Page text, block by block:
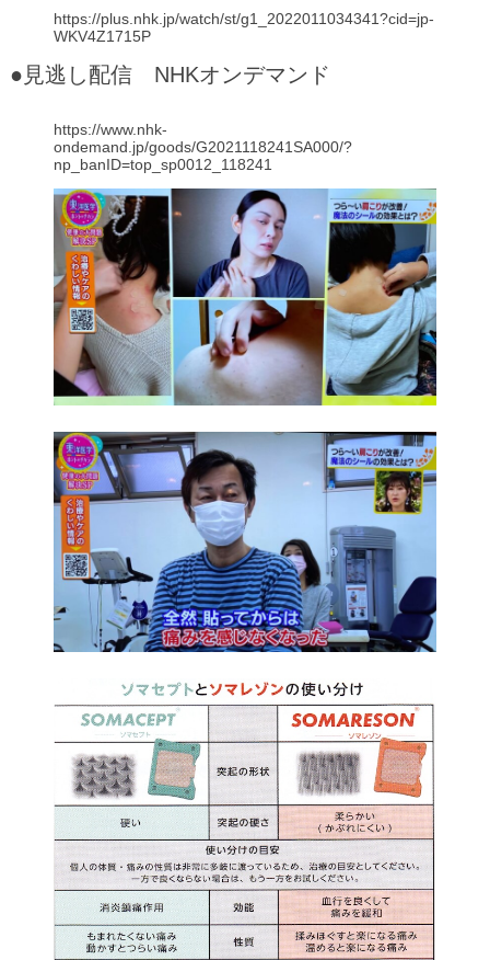
https://plus.nhk.jp/watch/st/g1_2022011034341?cid=jp-
WKV4Z1715P
●見逃し配信 NHKオンデマンド
https://www.nhk-
ondemand.jp/goods/G2021118241SA000/?
np_banID=top_sp0012_118241